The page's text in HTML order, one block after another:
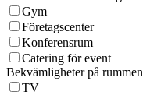
Gym
Företagscenter
Konferensrum
Catering för event
Bekvämligheter på rummen
TV